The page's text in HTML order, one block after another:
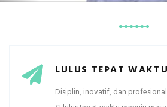
LULUS TEPAT WAKTU
Disiplin, inovatif, dan